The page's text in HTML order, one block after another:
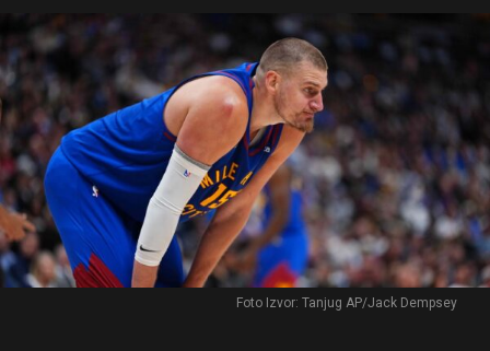
Foto Izvor: Tanjug AP/Jack Dempsey